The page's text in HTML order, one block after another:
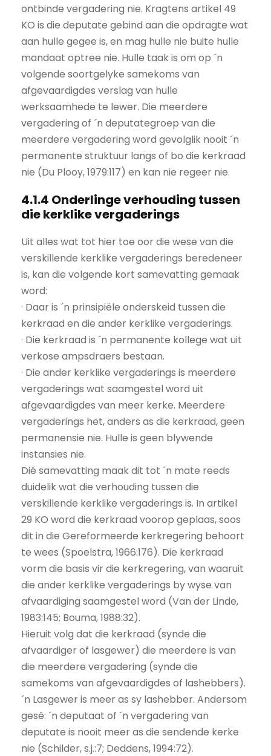
ontbinde vergadering nie. Kragtens artikel 49
KO is die deputate gebind aan die opdragte wat
aan hulle gegee is, en mag hulle nie buite hulle
mandaat optree nie. Hulle taak is om op ´n
volgende soortgelyke samekoms van
afgevaardigdes verslag van hulle
werksaamhede te lewer. Die meerdere
vergadering of ´n deputategroep van die
meerdere vergadering word gevolglik nooit ´n
permanente struktuur langs of bo die kerkraad
nie (Du Plooy, 1979:117) en kan nie regeer nie.
4.1.4 Onderlinge verhouding tussen
die kerklike vergaderings
Uit alles wat tot hier toe oor die wese van die
verskillende kerklike vergaderings beredeneer
is, kan die volgende kort samevatting gemaak
word:
· Daar is ´n prinsipiële onderskeid tussen die
kerkraad en die ander kerklike vergaderings.
· Die kerkraad is ´n permanente kollege wat uit
verkose ampsdraers bestaan.
· Die ander kerklike vergaderings is meerdere
vergaderings wat saamgestel word uit
afgevaardigdes van meer kerke. Meerdere
vergaderings het, anders as die kerkraad, geen
permanensie nie. Hulle is geen blywende
instansies nie.
Dié samevatting maak dit tot ´n mate reeds
duidelik wat die verhouding tussen die
verskillende kerklike vergaderings is. In artikel
29 KO word die kerkraad voorop geplaas, soos
dit in die Gereformeerde kerkregering behoort
te wees (Spoelstra, 1966:176). Die kerkraad
vorm die basis vir die kerkregering, van waaruit
die ander kerklike vergaderings by wyse van
afvaardiging saamgestel word (Van der Linde,
1983:145; Bouma, 1988:32).
Hieruit volg dat die kerkraad (synde die
afvaardiger of lasgewer) die meerdere is van
die meerdere vergadering (synde die
samekoms van afgevaardigdes of lashebbers).
´n Lasgewer is meer as sy lashebber. Andersom
gesê: ´n deputaat of ´n vergadering van
deputate is nooit meer as die sendende kerke
nie (Schilder, s.j.:7; Deddens, 1994:72).